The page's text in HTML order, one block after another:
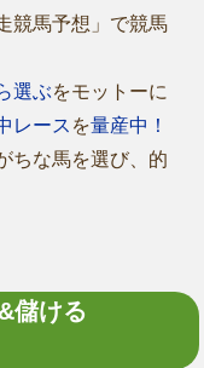
競馬予想」で競馬
選ぶをモットーに
レース を量産中！
ちな馬を選び、的
儲ける